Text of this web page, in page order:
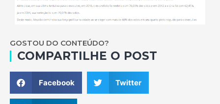
GOSTOU DO CONTEÚDO?
COMPARTILHE O POST
Facebook Twitter